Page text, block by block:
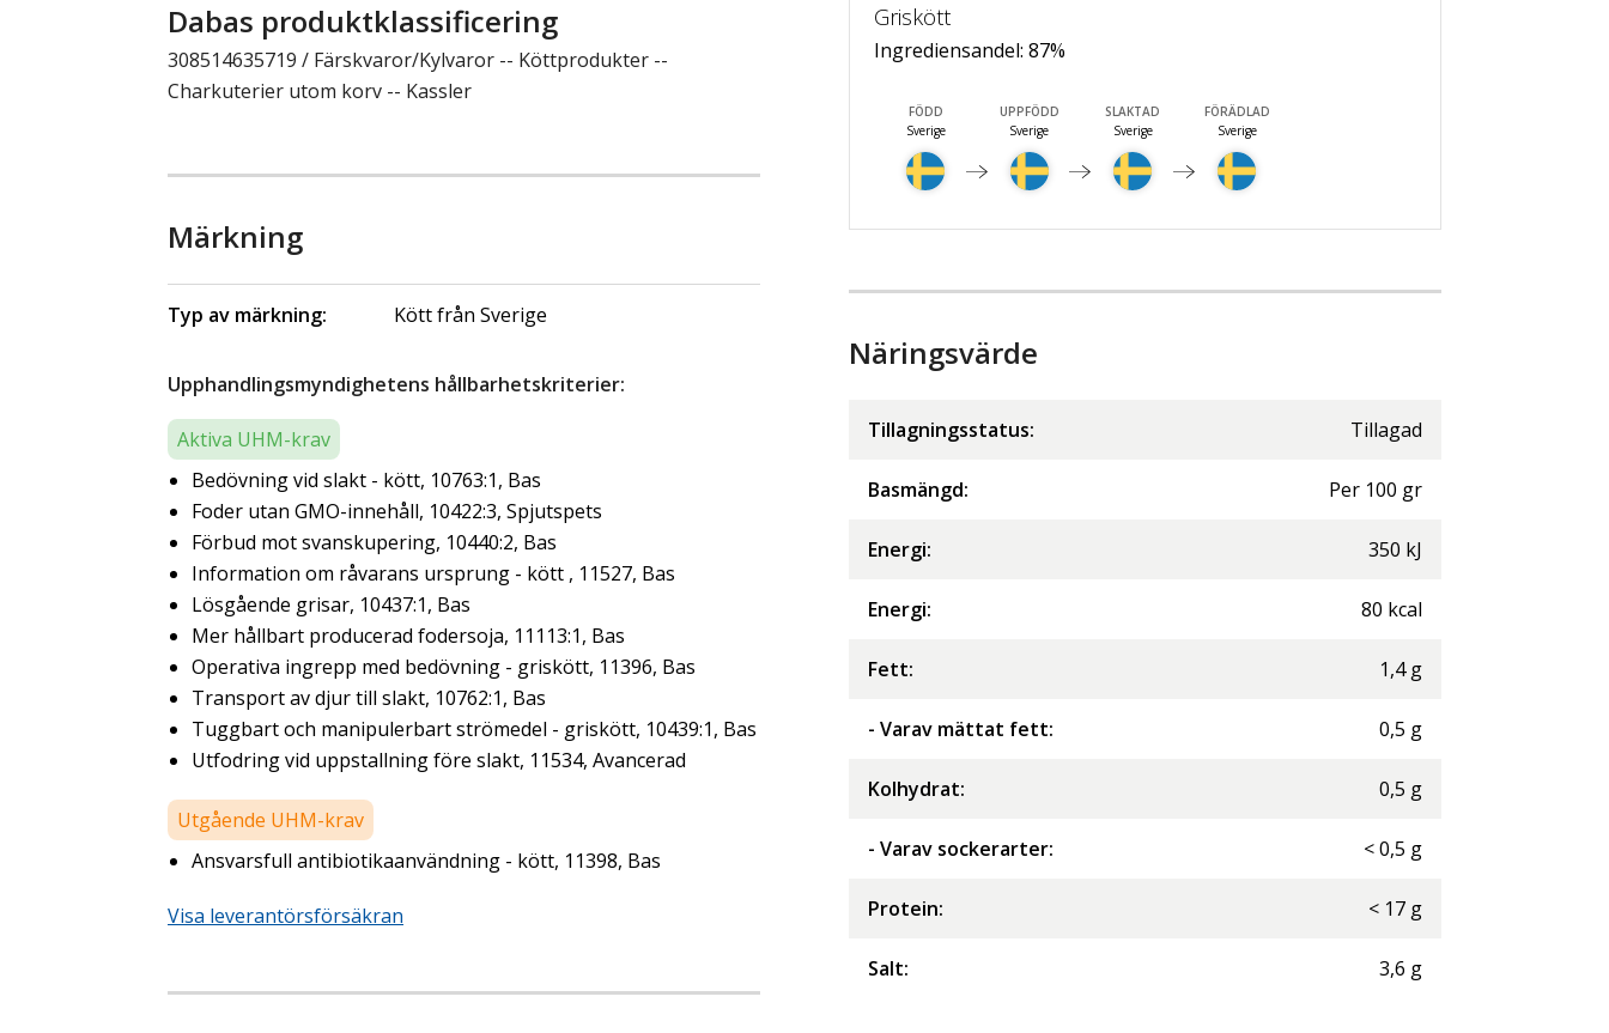
Dabas produktklassificering
308514635719 / Färskvaror/Kylvaror -- Köttprodukter --
Charkuterier utom korv -- Kassler
Märkning
Typ av märkning: Kött från Sverige
Upphandlingsmyndighetens hållbarhetskriterier:
Aktiva UHM-krav
Bedövning vid slakt - kött, 10763:1, Bas
Foder utan GMO-innehåll, 10422:3, Spjutspets
Förbud mot svanskupering, 10440:2, Bas
Information om råvarans ursprung - kött , 11527, Bas
Lösgående grisar, 10437:1, Bas
Mer hållbart producerad fodersoja, 11113:1, Bas
Operativa ingrepp med bedövning - griskött, 11396, Bas
Transport av djur till slakt, 10762:1, Bas
Tuggbart och manipulerbart strömedel - griskött, 10439:1, Bas
Utfodring vid uppstallning före slakt, 11534, Avancerad
Utgående UHM-krav
Ansvarsfull antibiotikaanvändning - kött, 11398, Bas
Visa leverantörsförsäkran
Griskött
Ingrediensandel: 87%
FÖDD
Sverige
UPPFÖDD
Sverige
SLAKTAD
Sverige
FÖRÄDLAD
Sverige
Näringsvärde
Tillagningsstatus: Tillagad
Basmängd: Per 100 gr
Energi: 350 kJ
Energi: 80 kcal
Fett: 1,4 g
- Varav mättat fett: 0,5 g
Kolhydrat: 0,5 g
- Varav sockerarter: <0,5 g
Protein: < 17 g
Salt: 3,6 g